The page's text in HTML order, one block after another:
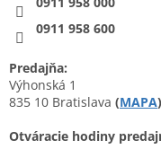
0911 958 600
Predajňa:
Výhonská 1
835 10 Bratislava (MAPA)
Otváracie hodiny